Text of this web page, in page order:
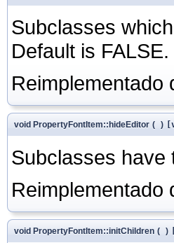
Subclasses
Default is FALSE.
Reimplementado
void PropertyFontItem::hideEditor ( )
Subclasses have
Reimplementado
void PropertyFontItem::initChildren ( )